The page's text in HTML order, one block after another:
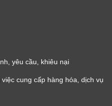
yêu cầu, khiêu nại
cung cấp hàng hóa, dịch vụ